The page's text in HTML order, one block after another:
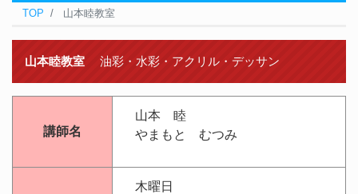
TOP 山本睦教室
山本睦教室 油彩・水彩・アクリル・デッサン
講師名
山本 睦
やまもと むつみ
木曜日